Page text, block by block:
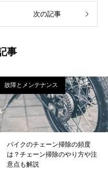
次の記事
事
故障とメンテナンス
バイクのチェーン掃除の頻度
は？チェーン掃除のやり方や注
意点も解説